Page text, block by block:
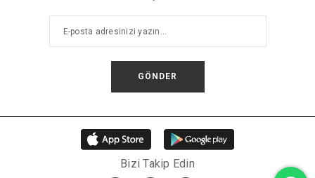
GÖNDER
Bizi Takip Edin